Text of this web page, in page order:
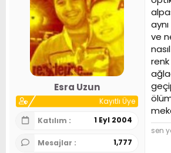
Esra Uzun
Kayıtlı Üye
Katılım
1 Eyl 2004
Mesajlar 1,777
ve
sen